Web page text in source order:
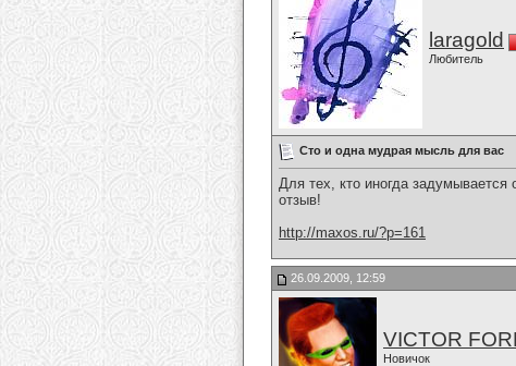
laragold
Любитель
Сто и одна мудрая мысль для вас
Для тех, кто иногда
отзыв!
http://maxos.ru/?p=161
26.09.2009, 12:59
VICTOR
Новичок